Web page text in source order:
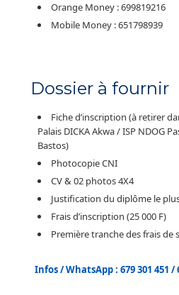
Orange Money : 699819216
Mobile Money : 651798939
Dossier à fournir
Fiche d’inscription (à retirer
Palais DICKA Akwa / ISP NDOG
Bastos)
Photocopie CNI
CV & 02 photos 4X4
Justification du diplôme le
Frais d’inscription (25 000 F)
Première tranche des frais de
Infos / WhatsApp : 679 301 451 /